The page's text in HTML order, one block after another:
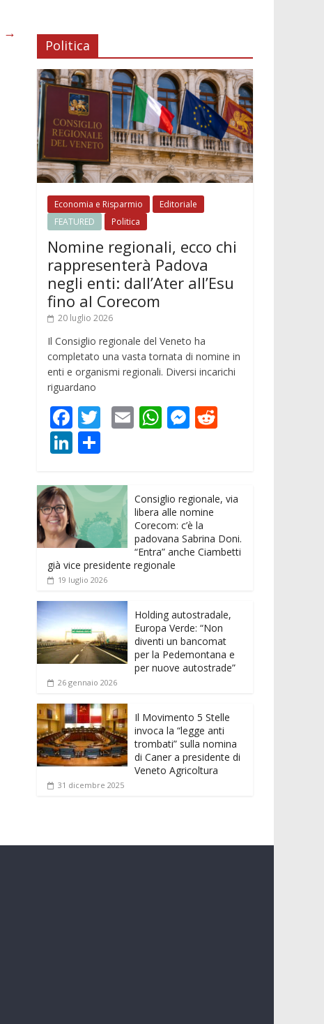
→
Politica
Economia e Risparmio
Editoriale
FEATURED
Politica
Nomine regionali, ecco chi
rappresenterà Padova
negli enti: dall’Ater all’Esu
fino al Corecom
20 luglio 2026
Il Consiglio regionale del Veneto ha
completato una vasta tornata di nomine in
enti e organismi regionali. Diversi incarichi
riguardano
F
ac
e
b
o
o
k
T
er
E W
A
p
p
M
n
g
er
t
Li
k
e
dI
n
n
di
vi
di
Consiglio regionale, via
libera alle nomine
Corecom: c’è la
padovana Sabrina Doni.
“Entra” anche Ciambetti
già vice presidente regionale
19 luglio 2026
Holding autostradale,
Europa Verde: “Non
diventi un bancomat
per la Pedemontana e
per nuove autostrade”
26 gennaio 2026
Il Movimento 5 Stelle
invoca la “legge anti
trombati” sulla nomina
di Caner a presidente di
Veneto Agricoltura
31 dicembre 2025